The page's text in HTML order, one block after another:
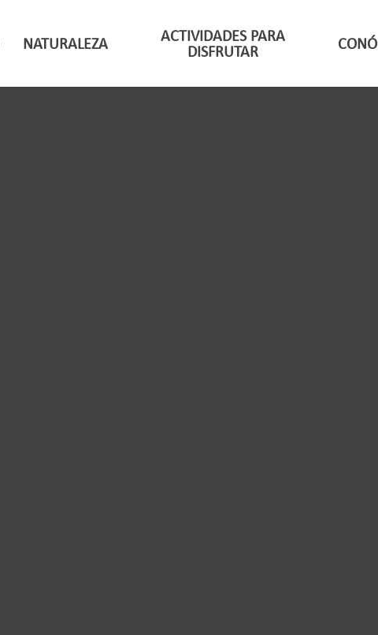
NATURALEZA
ACTIVIDADES PARA
DISFRUTAR